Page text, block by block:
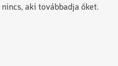
aki továbbadja őket.